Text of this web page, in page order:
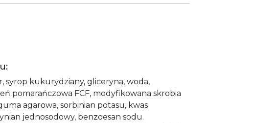
syrop kukurydziany, gliceryna, woda,
pomarańczowa FCF, modyfikowana skrobia
agarowa, sorbinian potasu, kwas
jednosodowy, benzoesan sodu.